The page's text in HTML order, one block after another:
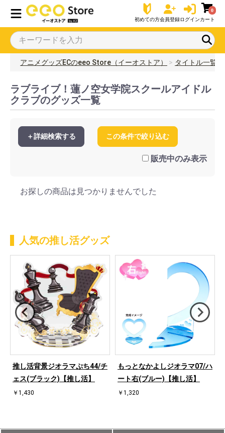
初めての方会員登録ログイン
0
カート
アニメグッズECのeeo Store（イーオストア） タイトル一覧
ラブライブ！蓮ノ空女学院スクールアイドル
クラブのグッズ一覧
＋詳細検索する この条件で絞り込む
販売中のみ表示
お探しの商品は見つかりませんでした
人気の推し活グッズ
推し活背景ジオラマぷち44/チ
ェス(ブラック)【推し活】
￥1,430
もっとなかよしジオラマ07/ハ
ート右(ブルー)【推し活】
￥1,320